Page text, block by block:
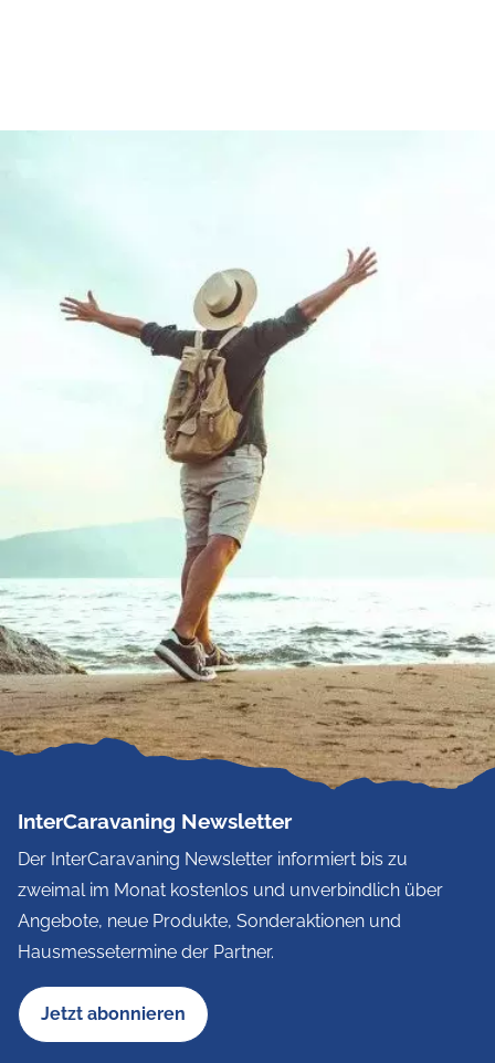
InterCaravaning Newsletter
Der InterCaravaning Newsletter informiert bis zu
zweimal im Monat kostenlos und unverbindlich über
Angebote, neue Produkte, Sonderaktionen und
Hausmessetermine der Partner.
Jetzt abonnieren